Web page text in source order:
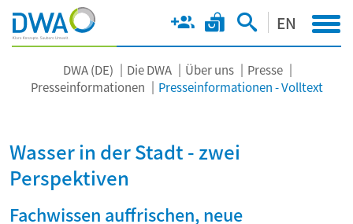
EN
DWA (DE) Die DWA Über uns
Presse
Presseinformationen
Presseinformationen - Volltext
Wasser in der Stadt - zwei
Perspektiven
Fachwissen auffrischen, neue